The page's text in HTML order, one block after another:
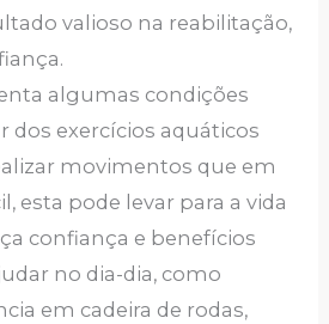
valioso na reabilitação,
algumas condições
dos exercícios aquáticos
movimentos que em
esta pode levar para a vida
confiança e benefícios
no dia-dia, como
em cadeira de rodas,